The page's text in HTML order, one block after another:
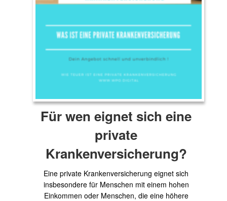
Für wen eignet sich eine
private
Krankenversicherung?
Eine private Krankenversicherung eignet sich
insbesondere für Menschen mit einem hohen
Einkommen oder Menschen, die eine höhere